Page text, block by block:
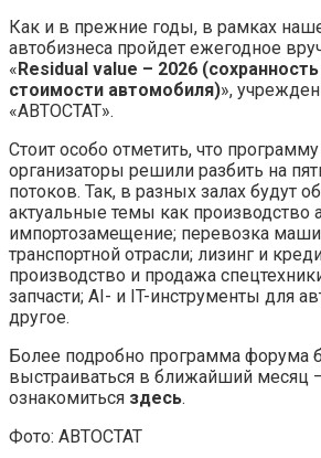
Как и в прежние годы, в рамках
автобизнеса пройдет ежегодное
«Residual value – 2026
стоимости автомобиля)»,
«АВТОСТАТ».
Стоит особо отметить, что
организаторы решили разбить на
потоков. Так, в разных залах будут
актуальные темы как производство
импортозамещение; перевозка
транспортной отрасли; лизинг и
производство и продажа
запчасти; AI- и IT-инструменты для
другое.
Более подробно программа форума
выстраиваться в ближайший месяц
ознакомиться здесь.
Фото: АВТОСТАТ